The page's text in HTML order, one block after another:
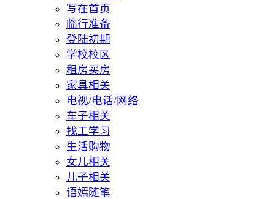
写在首页
临行准备
登陆初期
学校校区
租房买房
家具相关
电视/电话/网络
车子相关
找工学习
生活购物
女儿相关
儿子相关
语嫣随笔